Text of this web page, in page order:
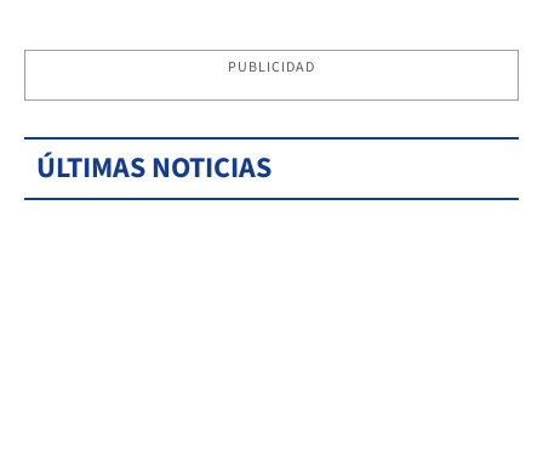
PUBLICIDAD
ÚLTIMAS NOTICIAS